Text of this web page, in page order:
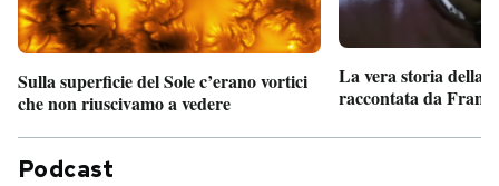
Sulla superficie del Sole c’erano vortici
che non riuscivamo a vedere
La vera storia della
raccontata da
Podcast